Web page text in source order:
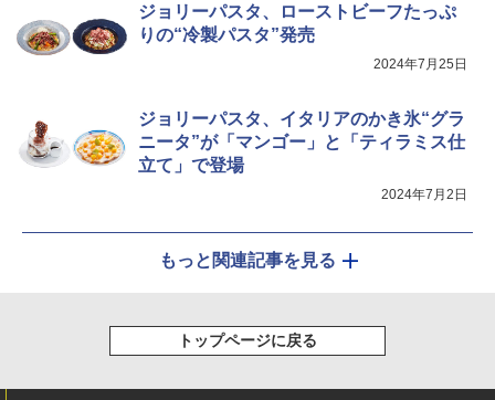
シャープ ウォーターオーブン ヘルシオ
AX-XJ1-B ブラック 30L 2段調理 コンベ
クション トースト機能
ジョリーパスタ、ローストビーフたっぷ
りの“冷製パスタ”発売
2024年7月25日
ジョリーパスタ、イタリアのかき氷“グラ
ニータ”が「マンゴー」と「ティラミス仕
立て」で登場
2024年7月2日
もっと関連記事を見る
トップページに戻る